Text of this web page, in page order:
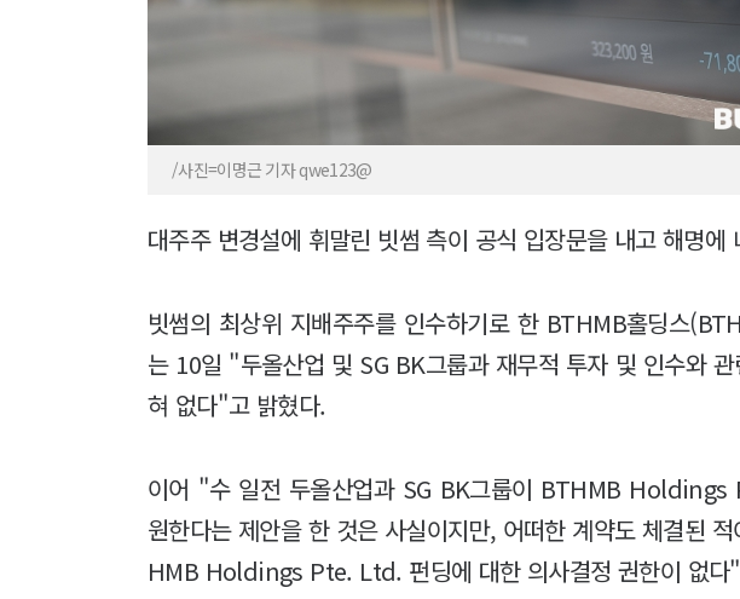
/사진=이명근 기자 qwe123@
대주주 변경설에 휘말린 빗썸 측이 공식 입장문을 내고 해명에
빗썸의 최상위 지배주주를 인수하기로 한 BTHMB홀딩스
는 10일 "두올산업 및 SG BK그룹과 재무적 투자 및 인수와
혀 없다"고 밝혔다.
이어 "수 일전 두올산업과 SG BK그룹이 BTHMB
원한다는 제안을 한 것은 사실이지만, 어떠한 계약도 체결된
HMB Holdings Pte. Ltd. 펀딩에 대한 의사결정 권한이 없다